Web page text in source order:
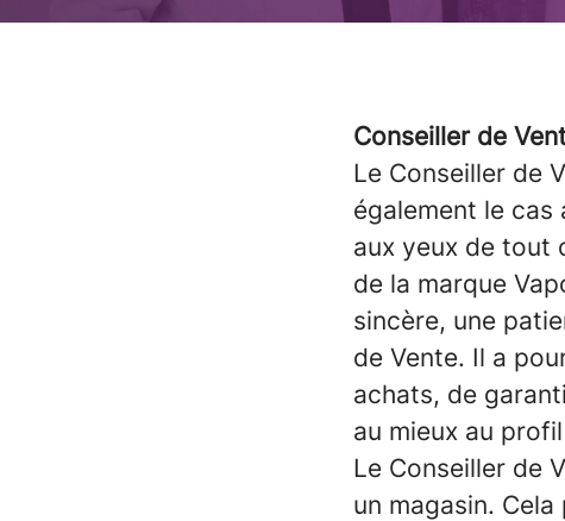
Conseiller de
Le Conseiller de
également le cas
aux yeux de tout
de la marque
sincère, une
de Vente. Il a
achats, de
au mieux au
Le Conseiller de
un magasin.